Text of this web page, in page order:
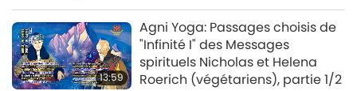
13:59
Agni Yoga: Passages choisis de
"Infinité I" des Messages
spirituels Nicholas et Helena
Roerich (végétariens), partie 1/2